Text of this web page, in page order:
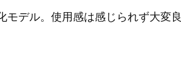
モデル。使用感は感じられず大変